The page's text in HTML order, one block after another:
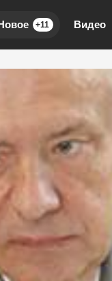
+11 Видео